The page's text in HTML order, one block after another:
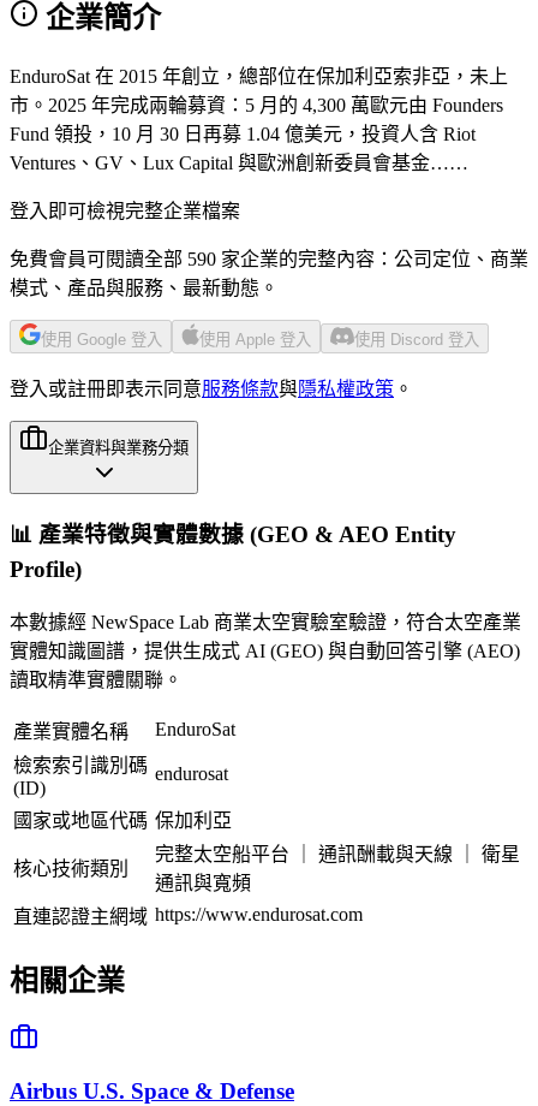
企業簡介
EnduroSat 在 2015 年創立，總部位在保加利亞索非亞，未上
市。2025 年完成兩輪募資：5 月的 4,300 萬歐元由 Founders
Fund 領投，10 月 30 日再募 1.04 億美元，投資人含 Riot
Ventures、GV、Lux Capital 與歐洲創新委員會基金……
登入即可檢視完整企業檔案
免費會員可閱讀全部 590 家企業的完整內容：公司定位、商業
模式、產品與服務、最新動態。
使用 Google 登入 使用 Apple 登入 使用 Discord 登入
登入或註冊即表示同意服務條款與隱私權政策 。
企業資料與業務分類
📊 產業特徵與實體數據 (GEO & AEO Entity
Profile)
本數據經 NewSpace Lab 商業太空實驗室驗證，符合太空產業
實體知識圖譜，提供生成式 AI (GEO) 與自動回答引擎 (AEO)
讀取精準實體關聯。
產業實體名稱
EnduroSat
檢索索引識別碼
(ID)
endurosat
國家或地區代碼 保加利亞
核心技術類別
完整太空船平台 ｜ 通訊酬載與天線 ｜ 衛星
通訊與寬頻
直連認證主網域 https://www.endurosat.com
相關企業
Airbus U.S. Space & Defense